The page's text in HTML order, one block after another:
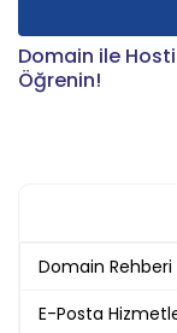
Domain ile
Öğrenin!
Domain Rehberi
E-Posta